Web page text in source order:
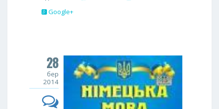
Google+
28
бер
2014